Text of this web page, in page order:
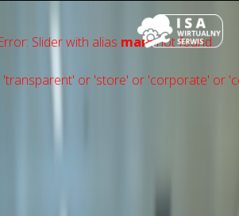
Slider with alias mainnot found.
'transparent' or 'store' or 'сorporate' or